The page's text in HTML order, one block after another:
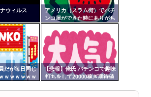
相互RSS
ウィルス
アメリカ（スラム街）でパチ
ンコ屋ができた時にありがち
な事ｗｗｗｗｗｗｗｗｗｗｗ
ｗｗｗｗｗｗｗ
だが毎日同じ
ｗｗｗｗｗｗ
【悲報】俺氏 パチンコで趣味
打ちをして20000稼ぎ期待値